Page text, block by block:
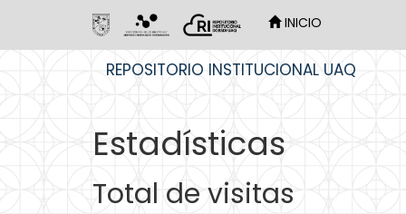
INICIO
REPOSITORIO INSTITUCIONAL UAQ
Estadísticas
Total de visitas